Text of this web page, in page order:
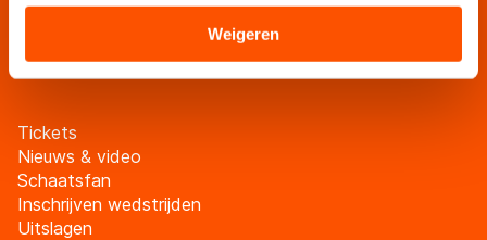
verstrekt of die zij hebben verzameld via hun services.
Sommige partners kunnen gegevens doorgeven aan
landen buiten de EU, zoals de VS, waar mogelijk geen
adequaat beschermingsniveau geldt volgens de GDPR.
overdracht. Meer informatie vindt u in ons
Weigeren
schaatsfanmailing
Tickets
Nieuws & video
Schaatsfan
Inschrijven wedstrijden
Uitslagen